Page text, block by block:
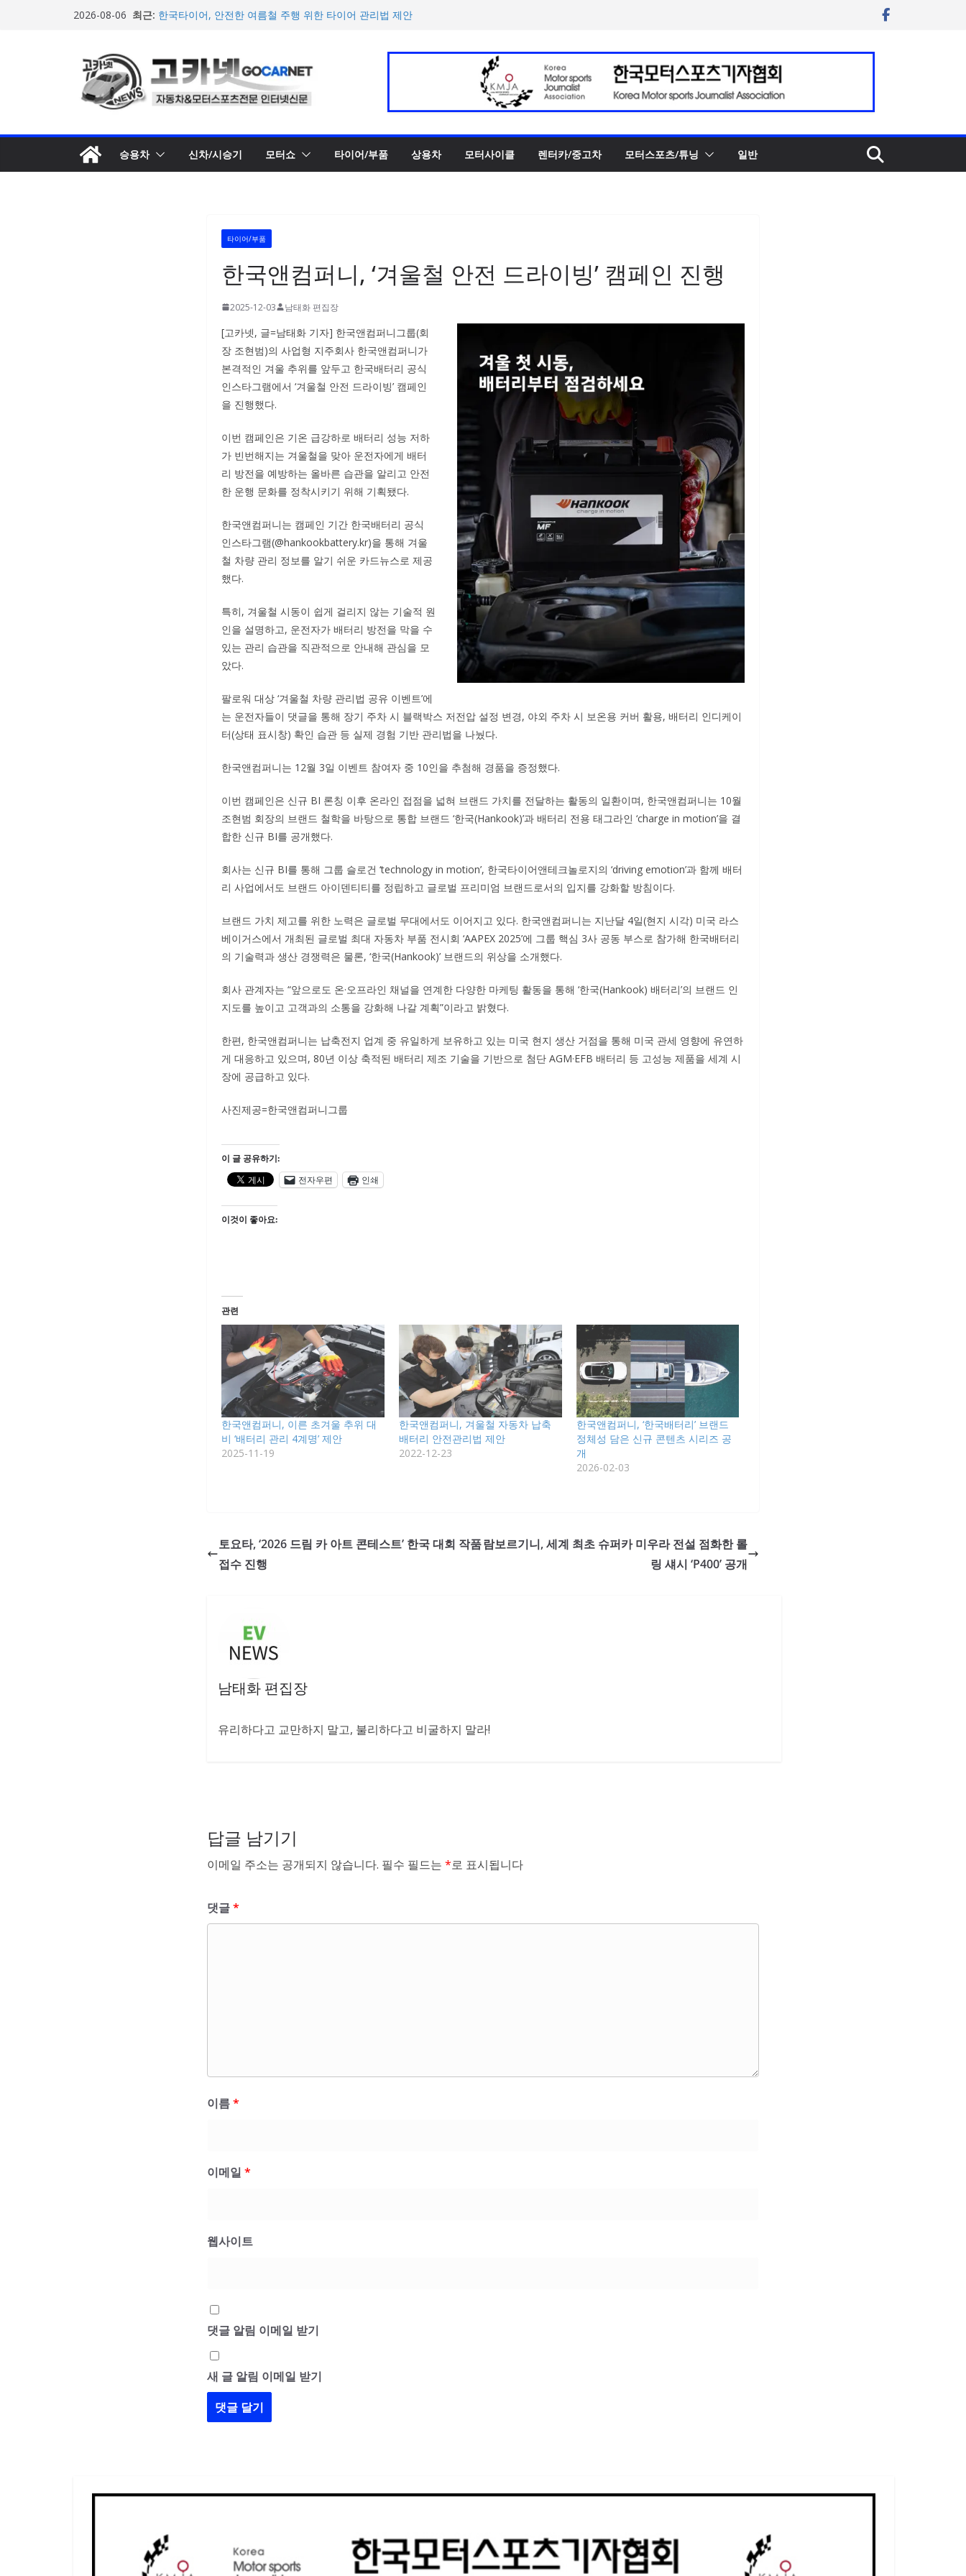
2026-08-06 최근: 한국타이어, 안전한 여름철 주행 위한 타이어 관리법 제안
[신차] 아우디, 100km당 12.8kWh의 전비 달성한 컴팩트 순수 전
기차 ‘A2 e-트론’ 공개
현대차, 8세대 완전변경 ‘디 올 뉴 아반떼’ 주요 사양 및 가격 공
개… 본격 계약 개시
2026년 7월 국내 수입 승용차 신규 등록 전년 대비 14.3% 증가
승용차 신차/시승기 모터쇼 타이어/부품 상용차 모터사이클 렌터카/중고차 모터스포츠/튜닝 일반
타이어/부품
한국앤컴퍼니, ‘겨울철 안전 드라이빙’ 캠페인 진행
2025-12-03 남태화 편집장
[고카넷, 글=남태화 기자] 한국앤컴퍼니그룹(회
장 조현범)의 사업형 지주회사 한국앤컴퍼니가
본격적인 겨울 추위를 앞두고 한국배터리 공식
인스타그램에서 ‘겨울철 안전 드라이빙’ 캠페인
을 진행했다.
이번 캠페인은 기온 급강하로 배터리 성능 저하
가 빈번해지는 겨울철을 맞아 운전자에게 배터
리 방전을 예방하는 올바른 습관을 알리고 안전
한 운행 문화를 정착시키기 위해 기획됐다.
한국앤컴퍼니는 캠페인 기간 한국배터리 공식
인스타그램(@hankookbattery.kr)을 통해 겨울
철 차량 관리 정보를 알기 쉬운 카드뉴스로 제공
했다.
특히, 겨울철 시동이 쉽게 걸리지 않는 기술적 원
인을 설명하고, 운전자가 배터리 방전을 막을 수
있는 관리 습관을 직관적으로 안내해 관심을 모
았다.
팔로워 대상 ‘겨울철 차량 관리법 공유 이벤트’에
는 운전자들이 댓글을 통해 장기 주차 시 블랙박스 저전압 설정 변경, 야외 주차 시 보온용 커버 활용, 배터리 인디케이
터(상태 표시창) 확인 습관 등 실제 경험 기반 관리법을 나눴다.
한국앤컴퍼니는 12월 3일 이벤트 참여자 중 10인을 추첨해 경품을 증정했다.
이번 캠페인은 신규 BI 론칭 이후 온라인 접점을 넓혀 브랜드 가치를 전달하는 활동의 일환이며, 한국앤컴퍼니는 10월
조현범 회장의 브랜드 철학을 바탕으로 통합 브랜드 ‘한국(Hankook)’과 배터리 전용 태그라인 ‘charge in motion’을 결
합한 신규 BI를 공개했다.
회사는 신규 BI를 통해 그룹 슬로건 ‘technology in motion’, 한국타이어앤테크놀로지의 ‘driving emotion’과 함께 배터
리 사업에서도 브랜드 아이덴티티를 정립하고 글로벌 프리미엄 브랜드로서의 입지를 강화할 방침이다.
브랜드 가치 제고를 위한 노력은 글로벌 무대에서도 이어지고 있다. 한국앤컴퍼니는 지난달 4일(현지 시각) 미국 라스
베이거스에서 개최된 글로벌 최대 자동차 부품 전시회 ‘AAPEX 2025’에 그룹 핵심 3사 공동 부스로 참가해 한국배터리
의 기술력과 생산 경쟁력은 물론, ‘한국(Hankook)’ 브랜드의 위상을 소개했다.
회사 관계자는 “앞으로도 온·오프라인 채널을 연계한 다양한 마케팅 활동을 통해 ‘한국(Hankook) 배터리’의 브랜드 인
지도를 높이고 고객과의 소통을 강화해 나갈 계획”이라고 밝혔다.
한편, 한국앤컴퍼니는 납축전지 업계 중 유일하게 보유하고 있는 미국 현지 생산 거점을 통해 미국 관세 영향에 유연하
게 대응하고 있으며, 80년 이상 축적된 배터리 제조 기술을 기반으로 첨단 AGM·EFB 배터리 등 고성능 제품을 세계 시
장에 공급하고 있다.
사진제공=한국앤컴퍼니그룹
이 글 공유하기:
전자우편
인쇄
이것이 좋아요:
관련
한국앤컴퍼니, 이른 초겨울 추위 대
비 ‘배터리 관리 4계명’ 제안
2025-11-19
한국앤컴퍼니, 겨울철 자동차 납축
배터리 안전관리법 제안
2022-12-23
한국앤컴퍼니, ‘한국배터리’ 브랜드
정체성 담은 신규 콘텐츠 시리즈 공
개
2026-02-03
토요타, ‘2026 드림 카 아트 콘테스트’ 한국 대회 작품
접수 진행
람보르기니, 세계 최초 슈퍼카 미우라 전설 점화한 롤
링 섀시 ‘P400’ 공개
남태화 편집장
유리하다고 교만하지 말고, 불리하다고 비굴하지 말라!
답글 남기기
이메일 주소는 공개되지 않습니다. 필수 필드는 *로 표시됩니다
댓글*
이름*
이메일 *
웹사이트
댓글 알림 이메일 받기
새 글 알림 이메일 받기